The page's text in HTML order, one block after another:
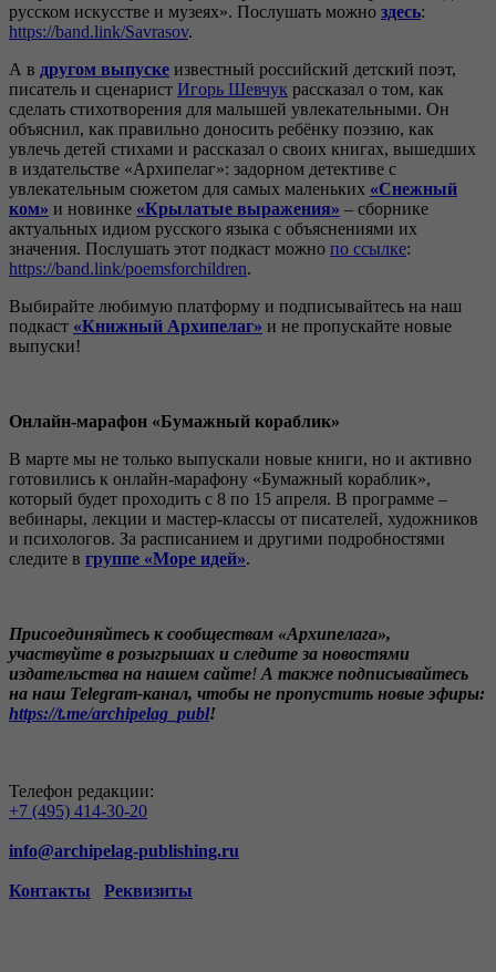
русском искусстве и музеях». Послушать можно здесь:
https://band.link/Savrasov.
А в другом выпуске известный российский детский поэт,
писатель и сценарист Игорь Шевчук рассказал о том, как
сделать стихотворения для малышей увлекательными. Он
объяснил, как правильно доносить ребёнку поэзию, как
увлечь детей стихами и рассказал о своих книгах, вышедших
в издательстве «Архипелаг»: задорном детективе с
увлекательным сюжетом для самых маленьких «Снежный
ком» и новинке «Крылатые выражения» – сборнике
актуальных идиом русского языка с объяснениями их
значения. Послушать этот подкаст можно по ссылке:
https://band.link/poemsforchildren.
Выбирайте любимую платформу и подписывайтесь на наш
подкаст «Книжный Архипелаг» и не пропускайте новые
выпуски!
Онлайн-марафон «Бумажный кораблик»
В марте мы не только выпускали новые книги, но и активно
готовились к онлайн-марафону «Бумажный кораблик»,
который будет проходить с 8 по 15 апреля. В программе –
вебинары, лекции и мастер-классы от писателей, художников
и психологов. За расписанием и другими подробностями
следите в группе «Море идей».
Присоединяйтесь к сообществам «Архипелага»,
участвуйте в розыгрышах и следите за новостями
издательства на нашем сайте! А также подписывайтесь
на наш Telegram-канал, чтобы не пропустить новые эфиры:
https://t.me/archipelag_publ!
Телефон редакции:
+7 (495) 414-30-20
info@archipelag-publishing.ru
Контакты Реквизиты